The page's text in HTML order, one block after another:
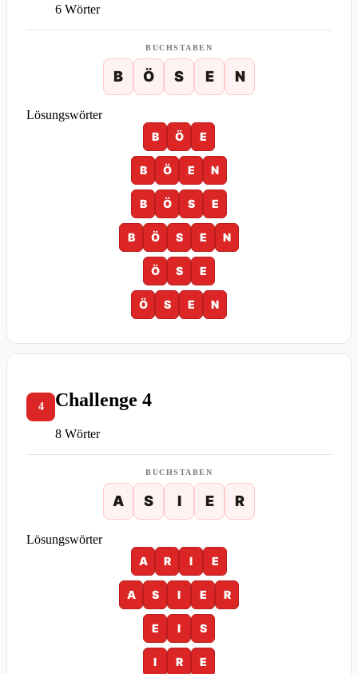
6 Wörter
BUCHSTABEN
B Ö S E N
Lösungswörter
B
Ö E
B Ö E N
B Ö S E
B Ö S E N
Ö S E
Ö S E N
4 Challenge 4
8 Wörter
BUCHSTABEN
A S I E R
Lösungswörter
A
R I E
A S I E R
E I S
I R E